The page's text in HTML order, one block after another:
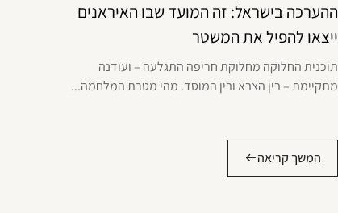
ההערכה בישראל: זה המועד שבו האיראנים
ייצאו להפיל את המשטר
תוכנית החלוקה מחלוקת חריפה התגלעה – ועודנה
מתקיימת – בין הצבא ובין המוסד. מהי מטרת המלחמה...
המשך קריאה